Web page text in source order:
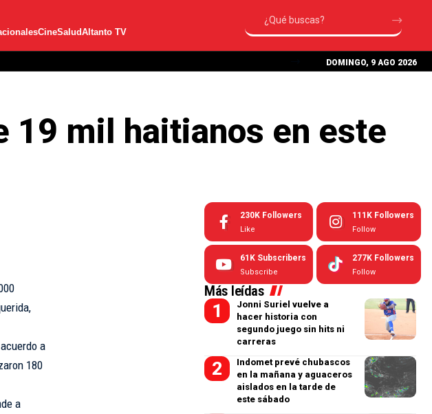
CineSaludAltanto TV
DOMINGO, 9 AGO 2026
19 mil haitianos en este
a
180
a
230K Followers
Like
111K Followers
Follow
61K Subscribers
Subscribe
277K Followers
Follow
Más leídas
Jonni Suriel vuelve a
hacer historia con
segundo juego sin hits ni
carreras
Indomet prevé chubascos
en la mañana y aguaceros
aislados en la tarde de
este sábado